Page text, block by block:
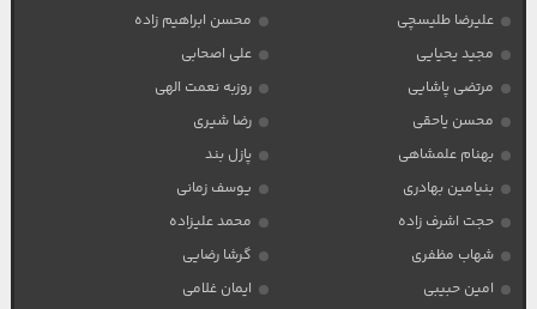
علیرضا طلیسچی
محسن ابراهیم زاده
مجید یحیایی
علی اصحابی
مرتضی پاشایی
روزبه نعمت الهی
محسن یاحقی
رضا شیری
بهنام علمشاهی
پازل بند
بنیامین بهادری
یوسف زمانی
حجت اشرف زاده
محمد علیزاده
شهاب مظفری
گرشا رضایی
امین حبیبی
ایمان غلامی